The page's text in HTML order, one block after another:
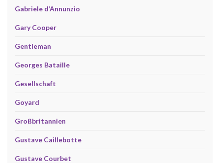
Gabriele d’Annunzio
Gary Cooper
Gentleman
Georges Bataille
Gesellschaft
Goyard
Großbritannien
Gustave Caillebotte
Gustave Courbet